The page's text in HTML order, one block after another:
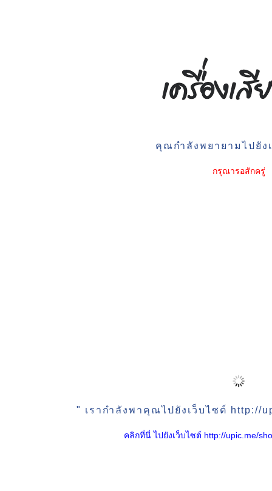
คุณกำลังพยายามไปยัง
กรุณารอสักครู่
" เรากำลังพาคุณไปยังเว็บไซต์ http://
คลิกที่นี่ ไปยังเว็บไซต์ http://upic.me/